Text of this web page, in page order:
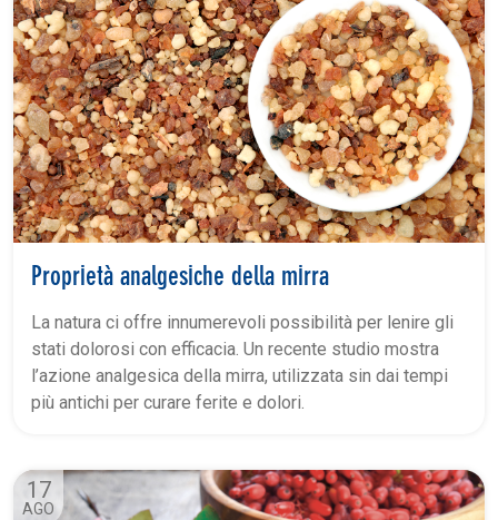
Proprietà analgesiche della mirra
La natura ci offre innumerevoli possibilità per lenire gli
stati dolorosi con efficacia. Un recente studio mostra
l’azione analgesica della mirra, utilizzata sin dai tempi
più antichi per curare ferite e dolori.
17
AGO